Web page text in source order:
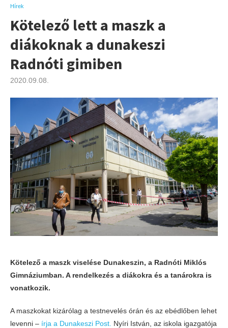
Hírek
Kötelező lett a maszk a
diákoknak a dunakeszi
Radnóti gimiben
2020.09.08.
Kötelező a maszk viselése Dunakeszin, a Radnóti Miklós
Gimnáziumban. A rendelkezés a diákokra és a tanárokra is
vonatkozik.
A maszkokat kizárólag a testnevelés órán és az ebédlőben lehet
levenni – írja a Dunakeszi Post. Nyíri István, az iskola igazgatója